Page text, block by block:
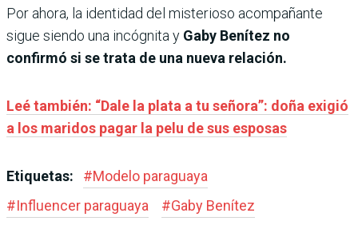
Por ahora, la identidad del misterioso acompañante
sigue siendo una incógnita y Gaby Benítez no
confirmó si se trata de una nueva relación.
Leé también: “Dale la plata a tu señora”: doña exigió
a los maridos pagar la pelu de sus esposas
Etiquetas: #Modelo paraguaya
#Influencer paraguaya #Gaby Benítez